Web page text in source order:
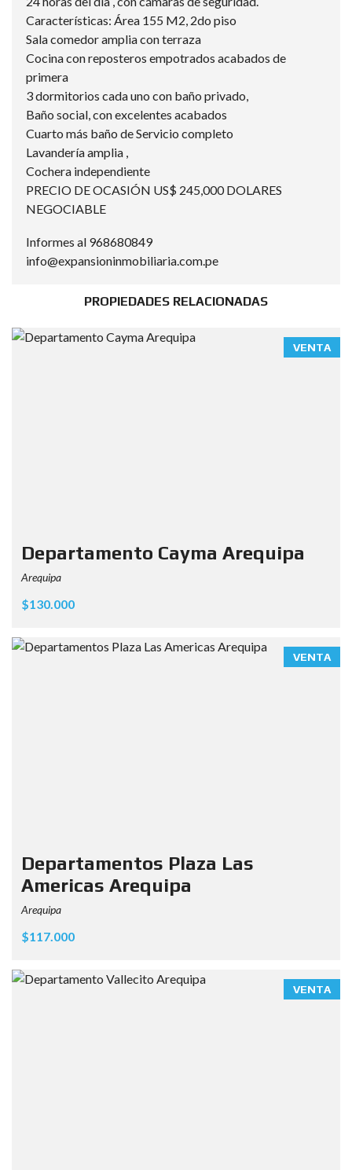
Características: Área 155 M2, 2do piso
Sala comedor amplia con terraza
Cocina con reposteros empotrados acabados de
primera
3 dormitorios cada uno con baño privado,
Baño social, con excelentes acabados
Cuarto más baño de Servicio completo
Lavandería amplia ,
Cochera independiente
PRECIO DE OCASIÓN US$ 245,000 DOLARES
NEGOCIABLE
Informes al 968680849
info@expansioninmobiliaria.com.pe
PROPIEDADES RELACIONADAS
VENTA
Departamento Cayma Arequipa
Arequipa
$130.000
VENTA
Departamentos Plaza Las
Americas Arequipa
Arequipa
$117.000
VENTA